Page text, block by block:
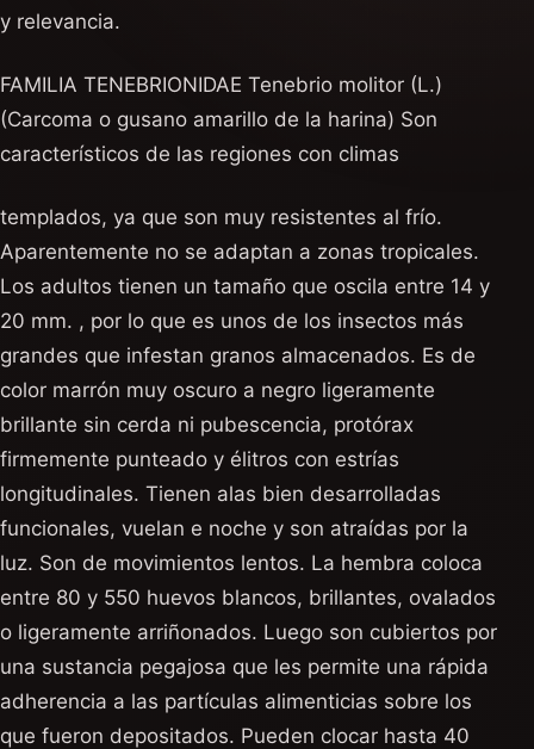
y relevancia.
FAMILIA TENEBRIONIDAE Tenebrio molitor (L.)
(Carcoma o gusano amarillo de la harina) Son
característicos de las regiones con climas
templados, ya que son muy resistentes al frío.
Aparentemente no se adaptan a zonas tropicales.
Los adultos tienen un tamaño que oscila entre 14 y
20 mm. , por lo que es unos de los insectos más
grandes que infestan granos almacenados. Es de
color marrón muy oscuro a negro ligeramente
brillante sin cerda ni pubescencia, protórax
firmemente punteado y élitros con estrías
longitudinales. Tienen alas bien desarrolladas
funcionales, vuelan e noche y son atraídas por la
luz. Son de movimientos lentos. La hembra coloca
entre 80 y 550 huevos blancos, brillantes, ovalados
o ligeramente arriñonados. Luego son cubiertos por
una sustancia pegajosa que les permite una rápida
adherencia a las partículas alimenticias sobre los
que fueron depositados. Pueden clocar hasta 40